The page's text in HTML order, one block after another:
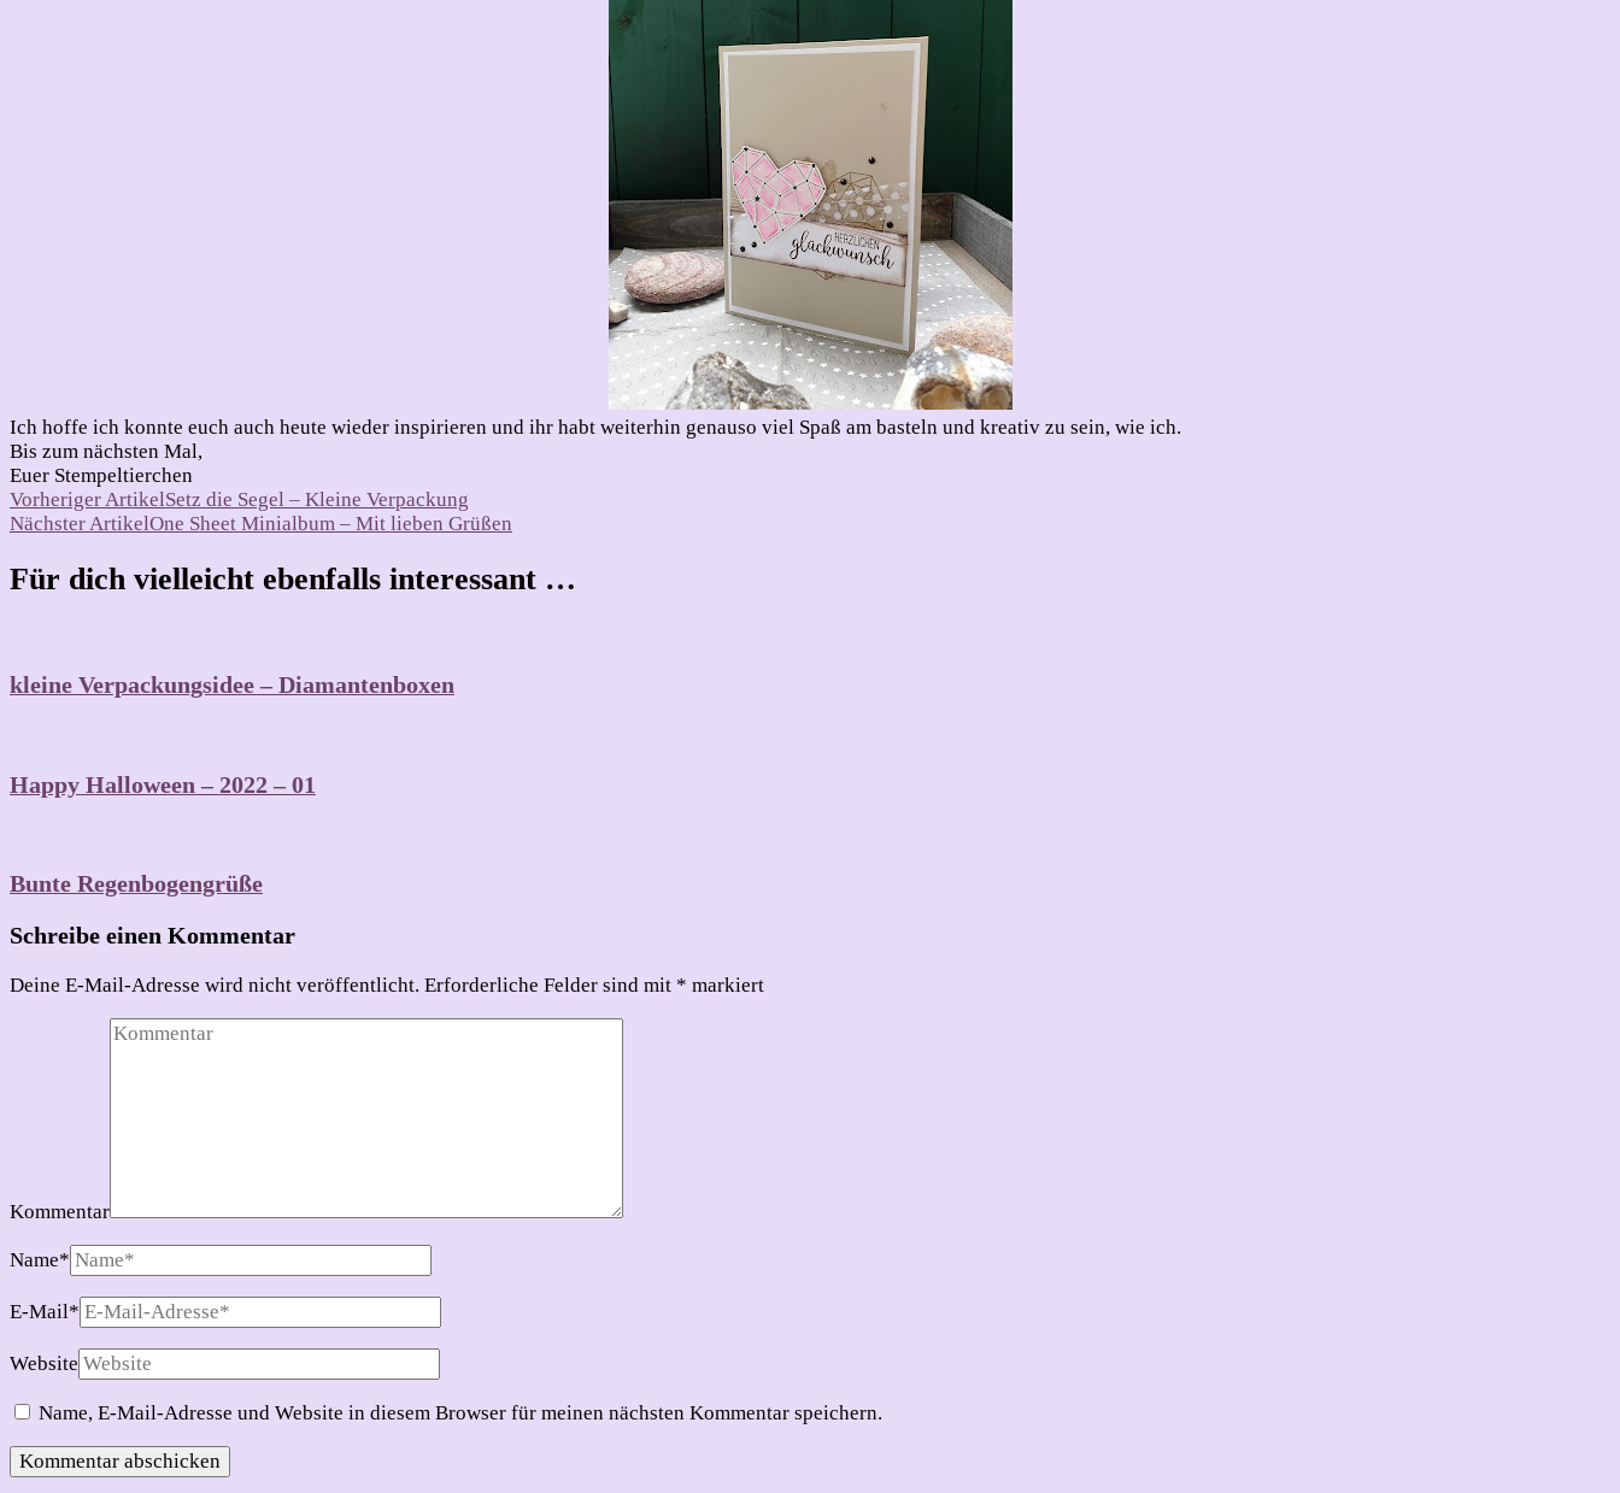
Ich hoffe ich konnte euch auch heute wieder inspirieren und ihr habt weiterhin genauso viel Spaß am basteln und kreativ zu sein, wie ich.
Bis zum nächsten Mal,
Euer Stempeltierchen
Beitragsnavigation
Vorheriger ArtikelSetz die Segel – Kleine Verpackung
Nächster ArtikelOne Sheet Minialbum – Mit lieben Grüßen
Für dich vielleicht ebenfalls interessant …
kleine Verpackungsidee – Diamantenboxen
Happy Halloween – 2022 – 01
Bunte Regenbogengrüße
Schreibe einen Kommentar
Deine E-Mail-Adresse wird nicht veröffentlicht. Erforderliche Felder sind mit * markiert
Kommentar
Name*
E-Mail*
Website
Name, E-Mail-Adresse und Website in diesem Browser für meinen nächsten Kommentar speichern.